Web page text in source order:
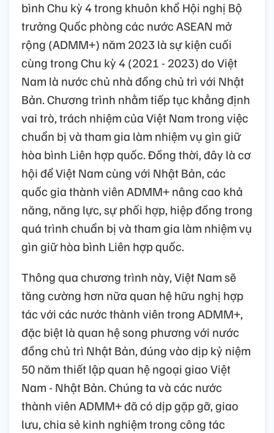
bình Chu kỳ 4 trong khuôn khổ Hội nghị Bộ
trưởng Quốc phòng các nước ASEAN mở
rộng (ADMM+) năm 2023 là sự kiện cuối
cùng trong Chu kỳ 4 (2021 - 2023) do Việt
Nam là nước chủ nhà đồng chủ trì với Nhật
Bản. Chương trình nhằm tiếp tục khẳng định
vai trò, trách nhiệm của Việt Nam trong việc
chuẩn bị và tham gia làm nhiệm vụ gìn giữ
hòa bình Liên hợp quốc. Đồng thời, đây là cơ
hội để Việt Nam cùng với Nhật Bản, các
quốc gia thành viên ADMM+ nâng cao khả
năng, năng lực, sự phối hợp, hiệp đồng trong
quá trình chuẩn bị và tham gia làm nhiệm vụ
gìn giữ hòa bình Liên hợp quốc.
Thông qua chương trình này, Việt Nam sẽ
tăng cường hơn nữa quan hệ hữu nghị hợp
tác với các nước thành viên trong ADMM+,
đặc biệt là quan hệ song phương với nước
đồng chủ trì Nhật Bản, đúng vào dịp kỷ niệm
50 năm thiết lập quan hệ ngoại giao Việt
Nam - Nhật Bản. Chúng ta và các nước
thành viên ADMM+ đã có dịp gặp gỡ, giao
lưu, chia sẻ kinh nghiệm trong công tác